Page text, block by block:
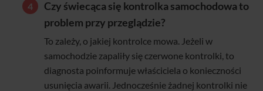
Czy świecąca się kontrolka samochodowa to
problem przy przeglądzie?
To zależy, o jakiej kontrolce mowa. Jeżeli w
samochodzie zapaliły się czerwone kontrolki, to
diagnosta poinformuje właściciela o konieczności
usunięcia awarii. Jednocześnie żadnej kontrolki nie